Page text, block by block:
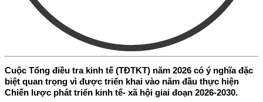
Cuộc Tổng điều tra kinh tế (TĐTKT) năm 2026 có ý nghĩa đặc
biệt quan trọng vì được triển khai vào năm đầu thực hiện
Chiến lược phát triển kinh tế- xã hội giai đoạn 2026-2030.